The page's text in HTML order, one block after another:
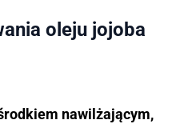
oleju jojoba
nawilżającym,